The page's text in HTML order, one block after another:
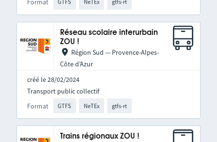
Format GTFS NeTEx gtfs-rt
Réseau scolaire interurbain
ZOU !
Région Sud — Provence-Alpes-
Côte d’Azur
créé le 28/02/2024
Format GTFS NeTEx gtfs-rt
Transport public collectif
Trains régionaux ZOU !